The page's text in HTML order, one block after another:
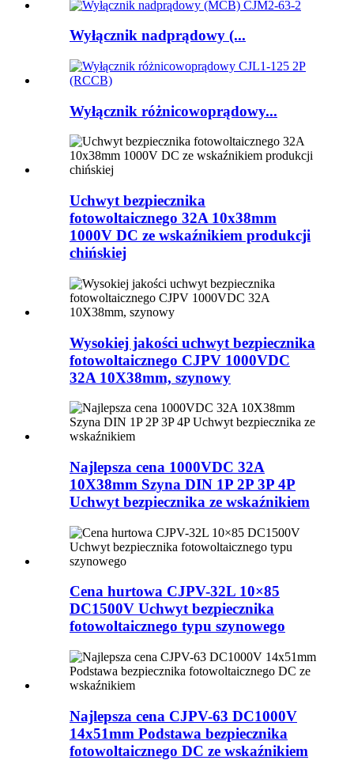
Wyłącznik nadprądowy (...
Wyłącznik różnicowoprądowy...
Uchwyt bezpiecznika
fotowoltaicznego 32A 10x38mm
1000V DC ze wskaźnikiem produkcji
chińskiej
Wysokiej jakości uchwyt bezpiecznika
fotowoltaicznego CJPV 1000VDC
32A 10X38mm, szynowy
Najlepsza cena 1000VDC 32A
10X38mm Szyna DIN 1P 2P 3P 4P
Uchwyt bezpiecznika ze wskaźnikiem
Cena hurtowa CJPV-32L 10×85
DC1500V Uchwyt bezpiecznika
fotowoltaicznego typu szynowego
Najlepsza cena CJPV-63 DC1000V
14x51mm Podstawa bezpiecznika
fotowoltaicznego DC ze wskaźnikiem